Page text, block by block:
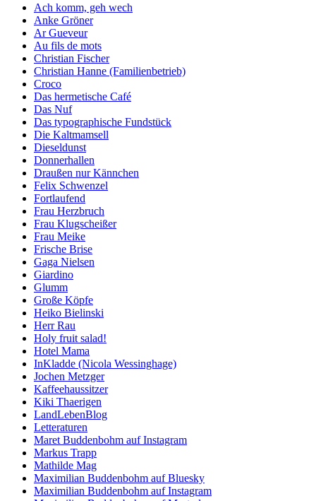
Ach komm, geh wech
Anke Gröner
Ar Gueveur
Au fils de mots
Christian Fischer
Christian Hanne (Familienbetrieb)
Croco
Das hermetische Café
Das Nuf
Das typographische Fundstück
Die Kaltmamsell
Dieseldunst
Donnerhallen
Draußen nur Kännchen
Felix Schwenzel
Fortlaufend
Frau Herzbruch
Frau Klugscheißer
Frau Meike
Frische Brise
Gaga Nielsen
Giardino
Glumm
Große Köpfe
Heiko Bielinski
Herr Rau
Holy fruit salad!
Hotel Mama
InKladde (Nicola Wessinghage)
Jochen Metzger
Kaffeehaussitzer
Kiki Thaerigen
LandLebenBlog
Letteraturen
Maret Buddenbohm auf Instagram
Markus Trapp
Mathilde Mag
Maximilian Buddenbohm auf Bluesky
Maximilian Buddenbohm auf Instagram